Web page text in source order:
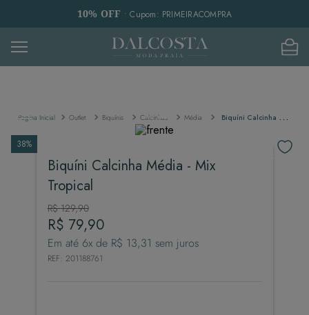
10% OFF • Cupom: PRIMEIRACOMPRA
Outlet Biquínis Calcinhas Média Biquíni Calcinha Média - Mix Tropical
38%
Biquíni Calcinha Média - Mix
Tropical
R$ 129,90
R$ 79,90
Em até 6x de R$ 13,31 sem juros
REF: 201188761